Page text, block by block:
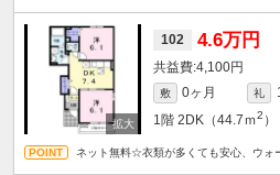
102 4.6万円
4,100円
敷 0ヶ月 礼
1階 2DK（44.7ｍ2 ）
ネット無料☆衣類が多くても安心、ウォ